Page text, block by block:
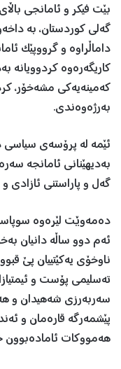
بێت فیکر و ئامانجی
گەلی کوردستان، بە
داماڵراوە و گرووپێک
کاریگەرەوە کردوویانە
کەمینەیەکی مشەخۆر،
بەرژەوەندی.
ئێمە لە پرۆسەی سیاسی
بەدیهێنانی ئامانجە
گەل و پاراستنی
دەمەوێت لێرەوە
ئەم دوو ساڵە دانیان
ناوخۆی یەکێتییان پێ
تەسلیمی پۆست و
سەربەرزی شەهیدان و
پێشمەرگە قارەمان و
هەمووکات ئامادەبوون